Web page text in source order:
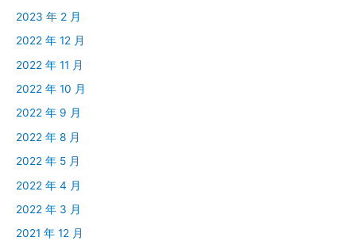
2023 年 2 月
2022 年 12 月
2022 年 11 月
2022 年 10 月
2022 年 9 月
2022 年 8 月
2022 年 5 月
2022 年 4 月
2022 年 3 月
2021 年 12 月